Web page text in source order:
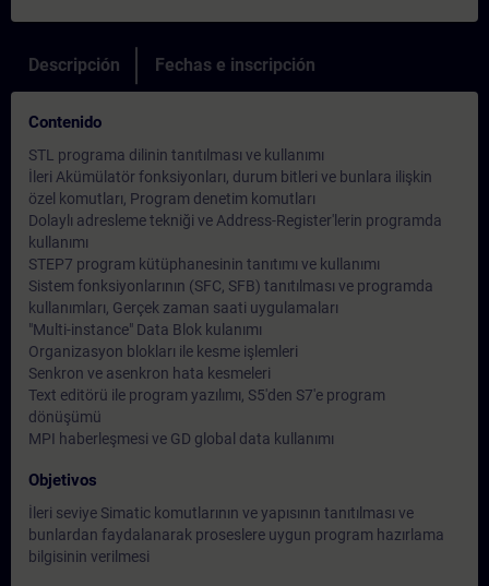
Descripción Fechas e inscripción
Contenido
STL programa dilinin tanıtılması ve kullanımı
İleri Akümülatör fonksiyonları, durum bitleri ve bunlara ilişkin
özel komutları, Program denetim komutları
Dolaylı adresleme tekniği ve Address-Register'lerin programda
kullanımı
STEP7 program kütüphanesinin tanıtımı ve kullanımı
Sistem fonksiyonlarının (SFC, SFB) tanıtılması ve programda
kullanımları, Gerçek zaman saati uygulamaları
"Multi-instance" Data Blok kulanımı
Organizasyon blokları ile kesme işlemleri
Senkron ve asenkron hata kesmeleri
Text editörü ile program yazılımı, S5'den S7'e program
dönüşümü
MPI haberleşmesi ve GD global data kullanımı
Objetivos
İleri seviye Simatic komutlarının ve yapısının tanıtılması ve
bunlardan faydalanarak proseslere uygun program hazırlama
bilgisinin verilmesi